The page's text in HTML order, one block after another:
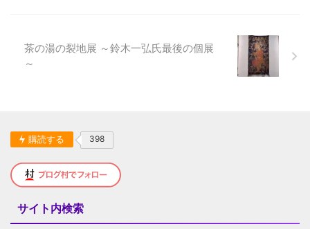
茶の湯の裂地展 ～鈴木一弘氏最後の個展
～
購読する 398
サイト内検索